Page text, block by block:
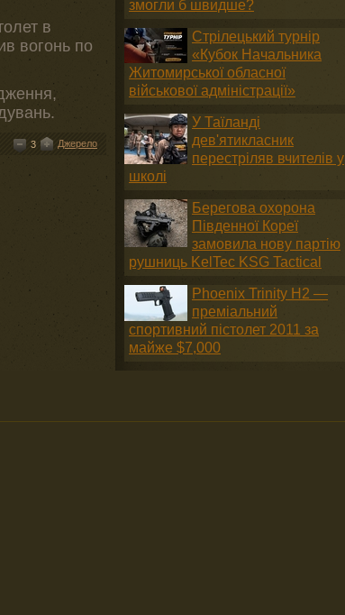
в
вогонь по
Джерело
3
змогли б швидше?
Стрілецький турнір
«Кубок Начальника
Житомирської обласної
військової адміністрації»
У Таїланді
дев'ятикласник
перестріляв вчителів у
школі
Берегова охорона
Південної Кореї
замовила нову партію
рушниць KelTec KSG Tactical
Phoenix Trinity H2 —
преміальний
спортивний пістолет 2011 за
майже $7,000